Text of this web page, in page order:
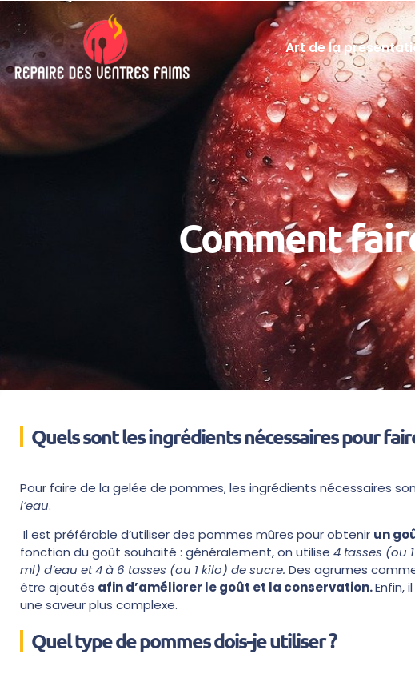
Art de la
Comment
Quels sont les ingrédients nécessaires pour
Pour faire de la gelée de pommes, les ingrédients nécessaires
l’eau.
Il est préférable d’utiliser des pommes mûres pour obtenir un
fonction du goût souhaité : généralement, on utilise 4 tasses (ou
ml) d’eau et 4 à 6 tasses (ou 1 kilo) de sucre. Des agrumes
être ajoutés afin d’améliorer le goût et la conservation.Enfin,
une saveur plus complexe.
Quel type de pommes dois-je utiliser ?